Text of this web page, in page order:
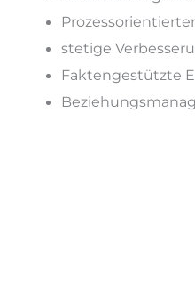
stetige
Faktengestützte